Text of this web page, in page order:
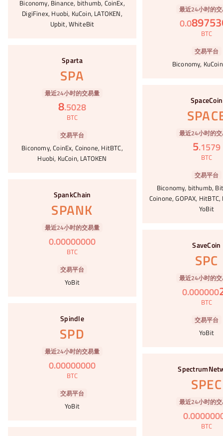
Biconomy, Binance, bithumb, CoinEx,
DigiFinex, Huobi, KuCoin, LATOKEN,
Upbit, WhiteBit
最近24小时的
0.0
BTC
交易平台
Biconomy,
Sparta
SPA
最近24小时的交易量
8.5028
BTC
交易平台
Biconomy, CoinEx, Coinone, HitBTC,
Huobi, KuCoin, LATOKEN
SpaceCoin
最近24小时的
5.1579
BTC
交易平台
Biconomy, bithumb,
Coinone, GOPAX,
YoBit
SpankChain
SPANK
最近24小时的交易量
0.00000000
BTC
交易平台
YoBit
SaveCoin
SPC
最近24小时的
0.000000
BTC
交易平台
YoBit
Spindle
SPD
最近24小时的交易量
0.00000000
BTC
交易平台
YoBit
SPEC
最近24小时的
0.
BTC